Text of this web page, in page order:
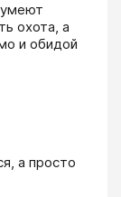
охота, а
и обидой
а просто